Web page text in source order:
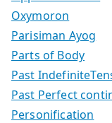
Oxymoron
Parisiman Ayog
Parts of Body
Past
Past Perfect
Personification